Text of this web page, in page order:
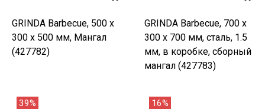
GRINDA Barbecue, 500 х
300 х 500 мм, Мангал
(427782)
GRINDA Barbecue, 700 х
300 х 700 мм, сталь, 1.5
мм, в коробке, сборный
мангал (427783)
39%
16%